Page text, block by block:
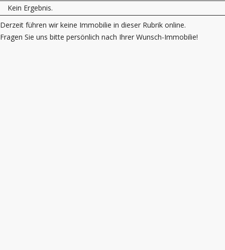
Kein Ergebnis.
Derzeit führen wir keine Immobilie in dieser Rubrik online.
Fragen Sie uns bitte persönlich nach Ihrer Wunsch-Immobilie!